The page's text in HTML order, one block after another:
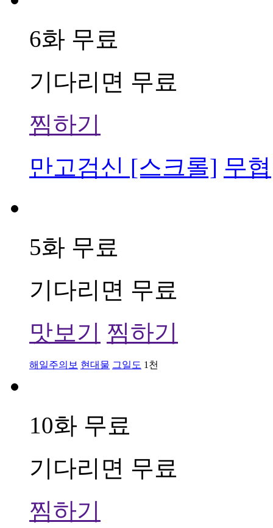
6화 무료
기다리면 무료
찜하기
만고검신 [스크롤] 무협
5화 무료
기다리면 무료
맛보기 찜하기
해일주의보 현대물 그일도 1천
10화 무료
기다리면 무료
찜하기